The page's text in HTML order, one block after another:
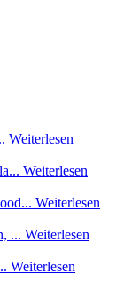
Weiterlesen
Weiterlesen
Weiterlesen
... Weiterlesen
Weiterlesen